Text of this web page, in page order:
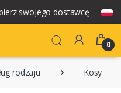
swojego dostawcę
0
rodzaju Kosy